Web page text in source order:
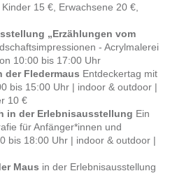
15 €, Erwachsene 20 €,
„Erzählungen vom
- Acrylmalerei
10:00 bis 17:00 Uhr
der Fledermaus Entdeckertag mit
bis 15:00 Uhr | indoor & outdoor |
10 €
in der Erlebnisausstellung Ein
für Anfänger*innen und
bis 18:00 Uhr | indoor & outdoor |
Maus in der Erlebnisausstellung